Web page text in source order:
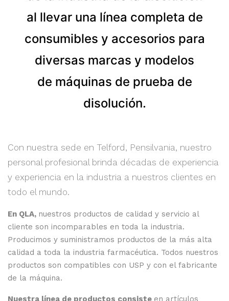
al llevar una línea completa de
consumibles y accesorios para
diversas marcas y modelos
de máquinas de prueba de
disolución.
Con nuestra sede en Telford, Pensilvania, nuestro
personal profesional brinda décadas de experiencia
y experiencia en la industria a nuestros clientes en
todo el mundo.
En QLA, nuestros productos de calidad y servicio al
cliente son incomparables en toda la industria.
Producimos y suministramos productos de la más alta
calidad a toda la industria farmacéutica. Todos nuestros
productos son compatibles con USP y con el fabricante
de la máquina.
Nuestra línea de productos consiste en artículos